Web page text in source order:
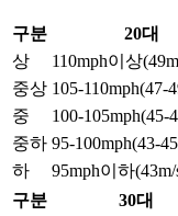
구분
20대
상
110mph이상
중상 105-110mph(47-
중
100-105mph(45-
중하 95-100mph(43-
하
95mph이하(43m/
구분
30대